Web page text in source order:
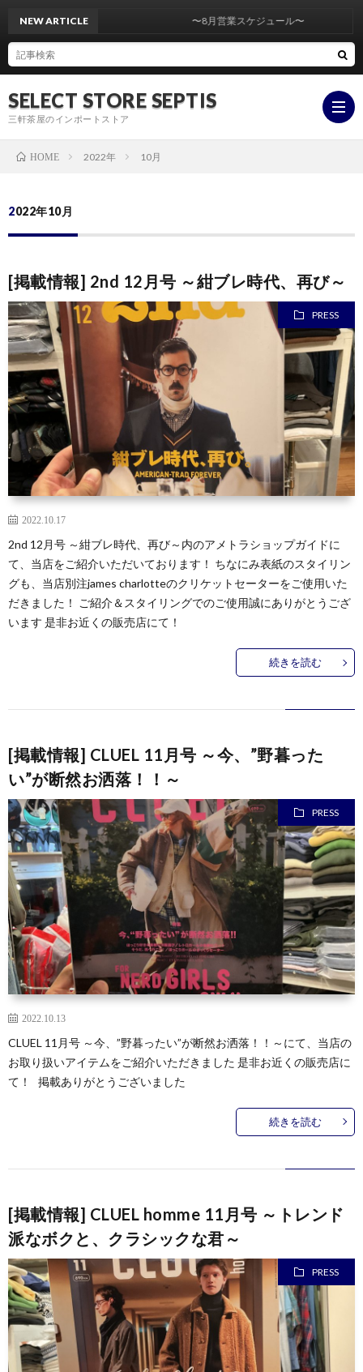
SELECT STORE SEPTIS
三軒茶屋のインポートストア
NEW ARTICLE 〜8月営業スケジュール〜
HOME 2022年 10月
2022年10月
[掲載情報] 2nd 12月号 ～紺ブレ時代、再び～
PRESS
2022.10.17
2nd 12月号 ～紺ブレ時代、再び～内のアメトラショップガイドに
て、当店をご紹介いただいております！ ちなにみ表紙のスタイリン
グも、当店別注james charlotteのクリケットセーターをご使用いた
だきました！ ご紹介＆スタイリングでのご使用誠にありがとうござ
います 是非お近くの販売店にて！
続きを読む
[掲載情報] CLUEL 11月号 ～今、”野暮った
い”が断然お洒落！！～
PRESS
2022.10.13
CLUEL 11月号 ～今、”野暮ったい”が断然お洒落！！～にて、当店の
お取り扱いアイテムをご紹介いただきました 是非お近くの販売店に
て！ 掲載ありがとうございました
続きを読む
[掲載情報] CLUEL homme 11月号 ～トレンド
派なボクと、クラシックな君～
PRESS